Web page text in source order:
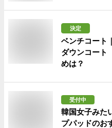
決定
ベンチコート
ダウンコート
めは？
受付中
韓国女子みた
プパッドのお